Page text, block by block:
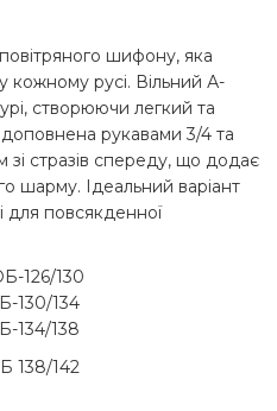
шифону, яка
кожному русі. Вільний А-
створюючи легкий та
рукавами 3/4 та
стразів спереду, що додає
шарму. Ідеальний варіант
для повсякденної
126/130
130/134
134/138
138/142